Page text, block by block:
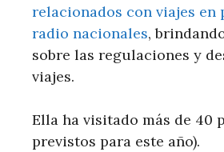
relacionados con viajes en
radio nacionales,
sobre las regulaciones y
viajes.
Ella ha visitado más de 40
previstos para este año).